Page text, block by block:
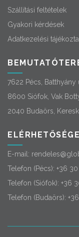
Szállítási feltételek
Gyakori kérdések
Adatkezelési
7622 Pécs, Batthyány
8600 Siófok, Vak
2040 Budaörs,
E-mail:
Telefon (Pécs): +36
Telefon (Siófok): +36
Telefon (Budaörs):